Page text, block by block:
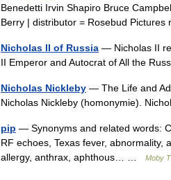
Benedetti Irvin Shapiro Bruce
Berry | distributor = Rosebud
Nicholas II of Russia — Nicholas II
II Emperor and Autocrat of All the
Nicholas Nickleby — The Life and
Nicholas Nickleby (homonymie).
pip — Synonyms and related words:
RF echoes, Texas fever, abnormality,
allergy, anthrax, aphthous… …
Moby